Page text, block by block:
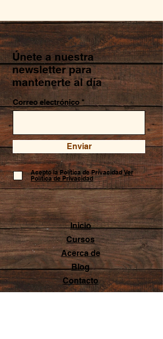
Únete a nuestra
newsletter para
mantenerte al día
Correo electrónico
Enviar
Acepto la Política de Privacidad Ver
Política de Privacidad
Inicio
Cursos
Acerca de
Blog
Contacto